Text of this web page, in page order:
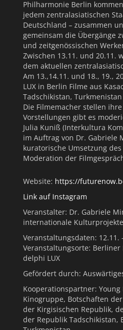
Philharmonie Berlin
jedem zentralasiatischen
Deutschland – zusammen
gemeinsam die Übergänge
und zeitgenössischen
Zwischen 13.11. und 20.11.
dem aktuellen
Am 13.,14.11. und 18., 19.,
LUX in Berlin Filme aus
Tadschikistan,
Die Filmemacher stellen
Vorstellungen gibt es
Julia Kuniß (Interkultura
im Auftrag von Dr. Gabriele
kuratorische Umsetzung
Moderation der
Website: https://
Link auf Instagram
Veranstalter: Dr. Gabriele
internationale Kulturprojekte
Veranstaltungsdaten: 12.11.
Veranstaltungsorte:
delphi LUX
Gefördert durch:
Kooperationspartner: Young
Kinogruppe, Botschaften
der Kirgisischen Republik,
der Republik Tadschikistan,